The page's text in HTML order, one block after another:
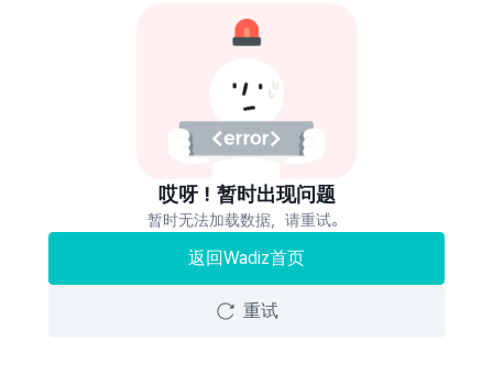
哎呀！暂时出现问题
暂时无法加载数据，请重试。
返回Wadiz首页
重试